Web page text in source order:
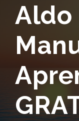
Aldo